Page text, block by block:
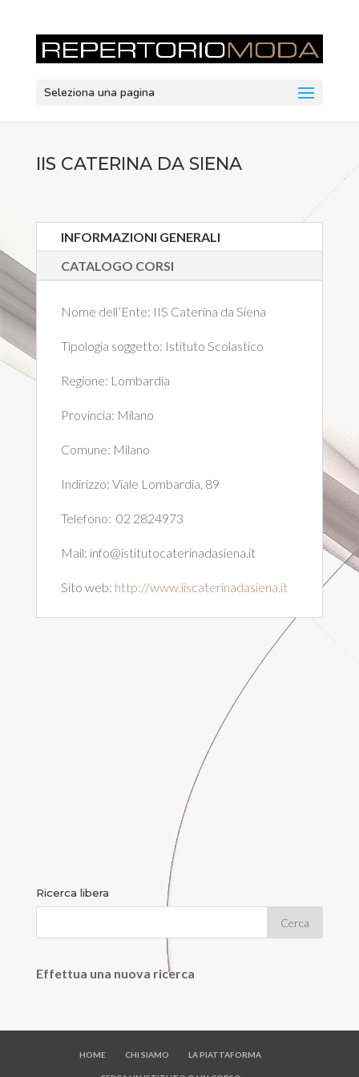
Seleziona una pagina
IIS CATERINA DA SIENA
INFORMAZIONI GENERALI
CATALOGO CORSI
Nome dell’Ente: IIS Caterina da Siena
Tipologia soggetto: Istituto Scolastico
Regione: Lombardia
Provincia: Milano
Comune: Milano
Indirizzo: Viale Lombardia, 89
Telefono: 02 2824973
Mail: info@istitutocaterinadasiena.it
Sito web: http://www.iiscaterinadasiena.it
Ricerca libera
Effettua una nuova ricerca
HOME CHI SIAMO LA PIATTAFORMA